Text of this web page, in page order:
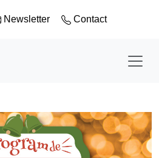
Newsletter
Contact